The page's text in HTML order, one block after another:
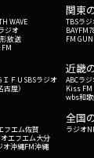
WAVE
ジオ
放送
関東
TBSラ
FM
ＩＦＵ SBSラジオ
屋）
近畿
ABCラ
Kiss FM
wbs和
フエム佐賀
エフエム大分
オ沖縄FM沖縄
全国
ラジオ